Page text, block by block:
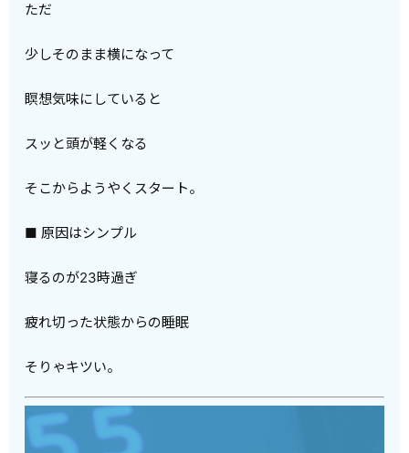
ただ
少しそのまま横になって
瞑想気味にしていると
スッと頭が軽くなる
そこからようやくスタート。
■ 原因はシンプル
寝るのが23時過ぎ
疲れ切った状態からの睡眠
そりゃキツい。